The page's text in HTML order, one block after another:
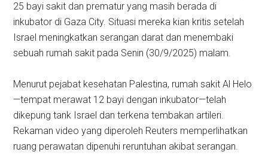
25 bayi sakit dan prematur yang masih berada di
inkubator di Gaza City. Situasi mereka kian kritis setelah
Israel meningkatkan serangan darat dan menembaki
sebuah rumah sakit pada Senin (30/9/2025) malam.
Menurut pejabat kesehatan Palestina, rumah sakit Al Helo
—tempat merawat 12 bayi dengan inkubator—telah
dikepung tank Israel dan terkena tembakan artileri.
Rekaman video yang diperoleh Reuters memperlihatkan
ruang perawatan dipenuhi reruntuhan akibat serangan.